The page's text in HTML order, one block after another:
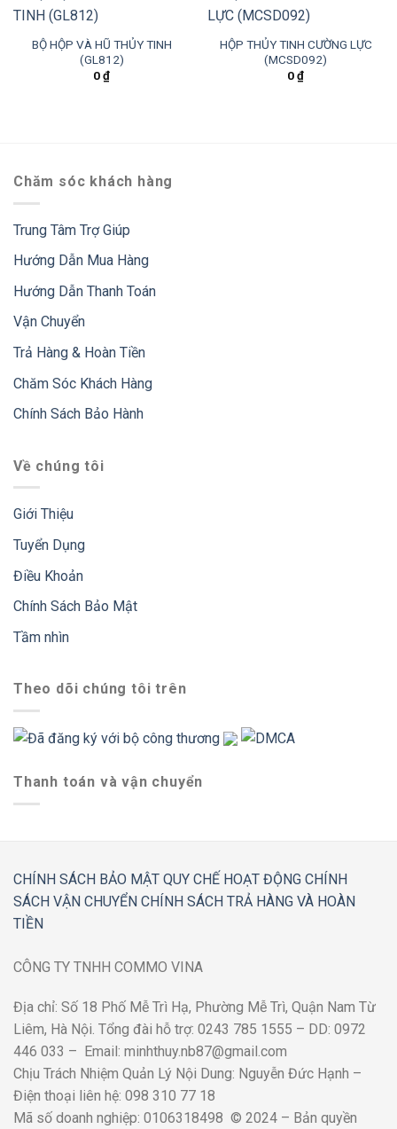
BỘ HỘP VÀ HŨ THỦY TINH
(GL812)
0₫
HỘP THỦY TINH CƯỜNG LỰC
(MCSD092)
0₫
Chăm sóc khách hàng
Trung Tâm Trợ Giúp
Hướng Dẫn Mua Hàng
Hướng Dẫn Thanh Toán
Vận Chuyển
Trả Hàng & Hoàn Tiền
Chăm Sóc Khách Hàng
Chính Sách Bảo Hành
Về chúng tôi
Giới Thiệu
Tuyển Dụng
Điều Khoản
Chính Sách Bảo Mật
Tầm nhìn
Theo dõi chúng tôi trên
Thanh toán và vận chuyển
CHÍNH SÁCH BẢO MẬT QUY CHẾ HOẠT ĐỘNG CHÍNH
SÁCH VẬN CHUYỂN CHÍNH SÁCH TRẢ HÀNG VÀ HOÀN
TIỀN
CÔNG TY TNHH COMMO VINA
Địa chỉ: Số 18 Phố Mễ Trì Hạ, Phường Mễ Trì, Quận Nam Từ
Liêm, Hà Nội. Tổng đài hỗ trợ: 0243 785 1555 – DD: 0972
446 033 – Email: minhthuy.nb87@gmail.com
Chịu Trách Nhiệm Quản Lý Nội Dung: Nguyễn Đức Hạnh –
Điện thoại liên hệ: 098 310 77 18
Mã số doanh nghiệp: 0106318498 © 2024 – Bản quyền